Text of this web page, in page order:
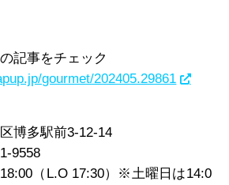
記事をチェック
gourmet/202405.29861
博多駅前3-12-14
9558
（L.O 17:30）※土曜日は14:0